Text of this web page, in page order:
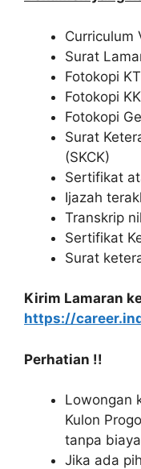
Curriculum
Surat
Fotokopi
Fotokopi KK
Fotokopi
Surat
(SKCK)
Sertifikat
Ijazah
Transkrip
Sertifikat
Surat
Kirim Lamaran
https://
Perhatian !!
Lowongan
Kulon
tanpa
Jika ada